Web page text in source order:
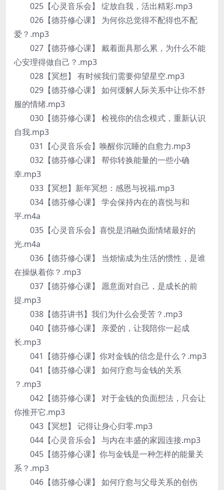
025【心灵音乐会】 绽放自我，活出精彩.mp3
026【德芬修心课】 为何你总觉得不配得也不配
爱？.mp3
027【德芬修心课】 戴着面具那么累，为什么不能
心安理得做自己？.mp3
028【冥想】 有时候我们需要仰望星空.mp3
029【德芬修心课】 如何缓解人际关系中让你不舒
服的情绪.mp3
030【德芬修心课】 检视你的信念模式，重新认识
自我.mp3
031【心灵音乐会】唤醒你沉睡的自愈力.mp3
032【德芬修心课】 帮你转换能量的一些小确
幸.mp3
033【冥想】新年冥想：感恩与祝福.mp3
034【德芬修心课】 学会保持内在的喜悦与和
平.m4a
035【心灵音乐会】喜悦是消融负面情绪最好的
光.m4a
036【德芬修心课】 当烦恼成为生活的惯性，是谁
在操纵着你？.mp3
037【德芬修心课】 愿意面对自己，是成长的前
提.mp3
038【德芬讲书】我们为什么会受苦？.mp3
040【德芬修心课】 亲爱的，让我陪你一起成
长.mp3
041【德芬修心课】你对金钱的信念是什么？.mp3
041【德芬修心课】 如何疗愈与金钱的关系
？.mp3
042【德芬修心课】 对于金钱的负面想法，只会让
你推开它.mp3
043【冥想】 记得让身心归零.mp3
044【心灵音乐会】 与内在丰盛的家园连接.mp3
045【德芬修心课】你与金钱是一种怎样的能量关
系？.mp3
046【德芬修心课】 如何疗愈与父母关系的创伤